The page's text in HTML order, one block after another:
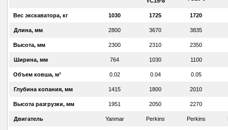
Вес экскаватора, кг 1030 1725 1720
Длина, мм 2800 3670 3835
Высота, мм 2300 2310 2350
Ширина, мм 764 1030 1100
Объем ковша, м³ 0.02 0.04 0.05
Глубина копания, мм 1415 1800 2010
Высота разгрузки, мм 1951 2050 2270
Двигатель Yanmar Perkins Perkins